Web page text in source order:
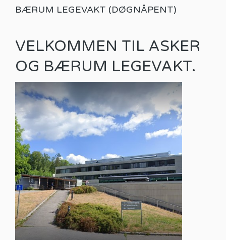
BÆRUM LEGEVAKT (DØGNÅPENT)
VELKOMMEN TIL ASKER
OG BÆRUM LEGEVAKT.